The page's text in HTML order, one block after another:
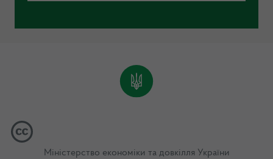
Міністерство економіки та довкілля України